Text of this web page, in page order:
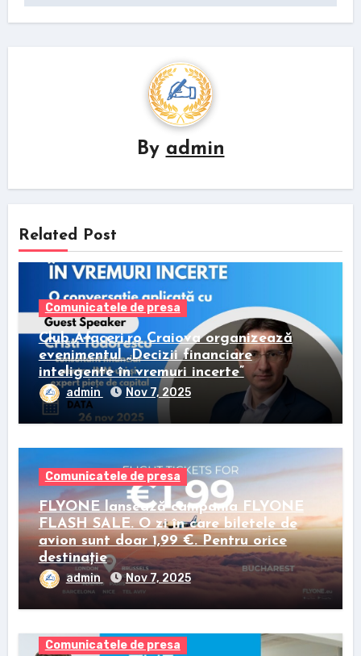
By admin
Related Post
Comunicatele de presa
Club Afaceri.ro Craiova organizează
evenimentul „Decizii financiare
inteligente în vremuri incerte”
admin Nov 7, 2025
Comunicatele de presa
FLYONE lansează campania FLYONE
FLASH SALE. O zi în care biletele de
avion sunt doar 1,99 €. Pentru orice
destinație
admin Nov 7, 2025
Comunicatele de presa